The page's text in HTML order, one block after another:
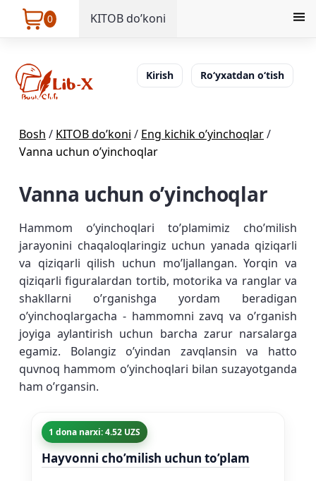
0 KITOB do’koni
Kirish Ro‘yxatdan o‘tish
Bosh / KITOB do’koni / Eng kichik o’yinchoqlar/
Vanna uchun o’yinchoqlar
Vanna uchun o’yinchoqlar
Hammom o’yinchoqlari to’plamimiz cho’milish
jarayonini chaqaloqlaringiz uchun yanada qiziqarli
va qiziqarli qilish uchun mo’ljallangan. Yorqin va
qiziqarli figuralardan tortib, motorika va ranglar va
shakllarni o’rganishga yordam beradigan
o’yinchoqlargacha - hammomni zavq va o’rganish
joyiga aylantirish uchun barcha zarur narsalarga
egamiz. Bolangiz o’yindan zavqlansin va hatto
quvnoq hammom o’yinchoqlari bilan suzayotganda
ham o’rgansin.
1 dona narxi: 4.52 UZS
Hayvonni cho’milish uchun to’plam